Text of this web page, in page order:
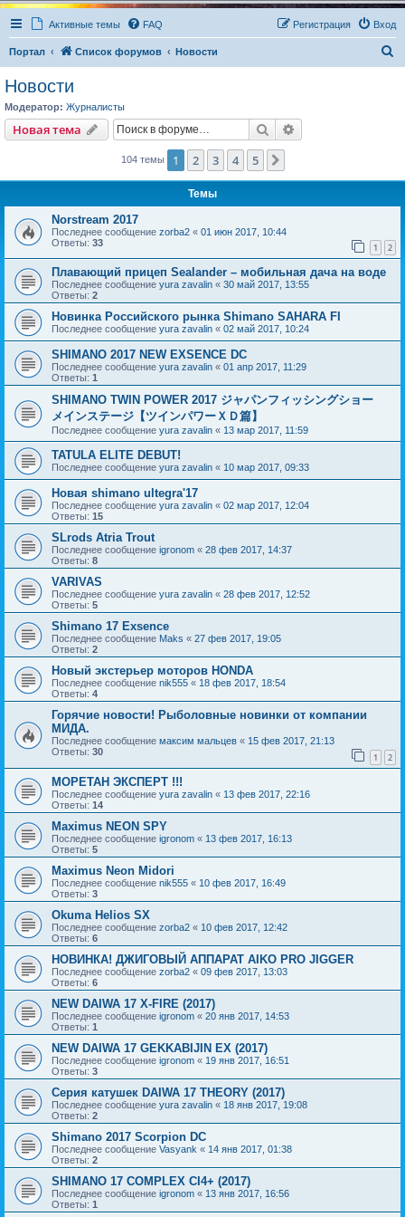
Активные темы FAQ Вход
Регистрация
Портал Список форумов Новости
Новости
Модератор: Журналисты
Новая тема Поиск
104 темы 1 2 3 4 5
Темы
Norstream 2017
Последнее сообщение zorba2 « 01 июн 2017, 10:44
Ответы: 33 1 2
Плавающий прицеп Sealander – мобильная дача на воде
Последнее сообщение yura zavalin « 30 май 2017, 13:55
Ответы: 2
Новинка Российского рынка Shimano SAHARA FI
Последнее сообщение yura zavalin « 02 май 2017, 10:24
SHIMANO 2017 NEW EXSENCE DC
Последнее сообщение yura zavalin « 01 апр 2017, 11:29
Ответы: 1
SHIMANO TWIN POWER 2017 ジャパンフィッシングショー
メインステージ【ツインパワーＸＤ篇】
Последнее сообщение yura zavalin « 13 мар 2017, 11:59
TATULA ELITE DEBUT!
Последнее сообщение yura zavalin « 10 мар 2017, 09:33
Новая shimano ultegra'17
Последнее сообщение yura zavalin « 02 мар 2017, 12:04
Ответы: 15
SLrods Atria Trout
Последнее сообщение igronom « 28 фев 2017, 14:37
Ответы: 8
VARIVAS
Последнее сообщение yura zavalin « 28 фев 2017, 12:52
Ответы: 5
Shimano 17 Exsence
Последнее сообщение Maks « 27 фев 2017, 19:05
Ответы: 2
Новый экстерьер моторов HONDA
Последнее сообщение nik555 « 18 фев 2017, 18:54
Ответы: 4
Горячие новости! Рыболовные новинки от компании
МИДА.
Последнее сообщение максим мальцев « 15 фев 2017, 21:13
Ответы: 30 1 2
МОРЕТАН ЭКСПЕРТ !!!
Последнее сообщение yura zavalin « 13 фев 2017, 22:16
Ответы: 14
Maximus NEON SPY
Последнее сообщение igronom « 13 фев 2017, 16:13
Ответы: 5
Maximus Neon Midori
Последнее сообщение nik555 « 10 фев 2017, 16:49
Ответы: 3
Okuma Helios SX
Последнее сообщение zorba2 « 10 фев 2017, 12:42
Ответы: 6
НОВИНКА! ДЖИГОВЫЙ АППАРАТ AIKO PRO JIGGER
Последнее сообщение zorba2 « 09 фев 2017, 13:03
Ответы: 6
NEW DAIWA 17 X-FIRE (2017)
Последнее сообщение igronom « 20 янв 2017, 14:53
Ответы: 1
NEW DAIWA 17 GEKKABIJIN EX (2017)
Последнее сообщение igronom « 19 янв 2017, 16:51
Ответы: 3
Серия катушек DAIWA 17 THEORY (2017)
Последнее сообщение yura zavalin « 18 янв 2017, 19:08
Ответы: 2
Shimano 2017 Scorpion DC
Последнее сообщение Vasyank « 14 янв 2017, 01:38
Ответы: 2
SHIMANO 17 COMPLEX CI4+ (2017)
Последнее сообщение igronom « 13 янв 2017, 16:56
Ответы: 1